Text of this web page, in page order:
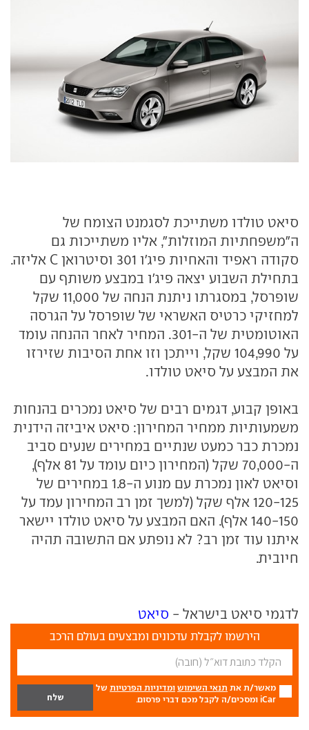
סיאט טולדו משתייכת לסגמנט הצומח של
ה"משפחתיות המוזלות", אליו משתייכות גם
סקודה ראפיד והאחיות פיג'ו 301 וסיטרואן C אליזה.
בתחילת השבוע יצאה פיג'ו במבצע משותף עם
שופרסל, במסגרתו ניתנת הנחה של 11,000 שקל
למחזיקי כרטיס האשראי של שופרסל על הגרסה
האוטומטית של ה-301. המחיר לאחר ההנחה עומד
על 104,990 שקל, וייתכן וזו אחת הסיבות שזירזו
את המבצע על סיאט טולדו.
באופן קבוע, דגמים רבים של סיאט נמכרים בהנחות
משמעותיות ממחיר המחירון: סיאט איביזה הידנית
נמכרת כבר כמעט שנתיים במחירים שנעים סביב
ה-70,000 שקל (המחירון כיום עומד על 81 אלף),
וסיאט לאון נמכרת עם מנוע ה-1.8 במחירים של
120-125 אלף שקל (למשך זמן רב המחירון עמד על
140-150 אלף). האם המבצע על סיאט טולדו יישאר
איתנו עוד זמן רב? לא נופתע אם התשובה תהיה
חיובית.
לדגמי סיאט בישראל - סיאט
הירשמו לקבלת עדכונים ומבצעים בעולם הרכב
מאשר/ת את תנאי השימוש ומדיניות הפרטיות של
iCar ומסכים/ה לקבל מכם דברי פרסום.